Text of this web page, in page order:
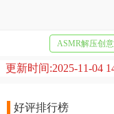
ASMR解压创
更新时间:2025-11-04
好评排行榜